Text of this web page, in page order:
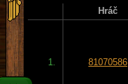
Hráč
1. 81070586